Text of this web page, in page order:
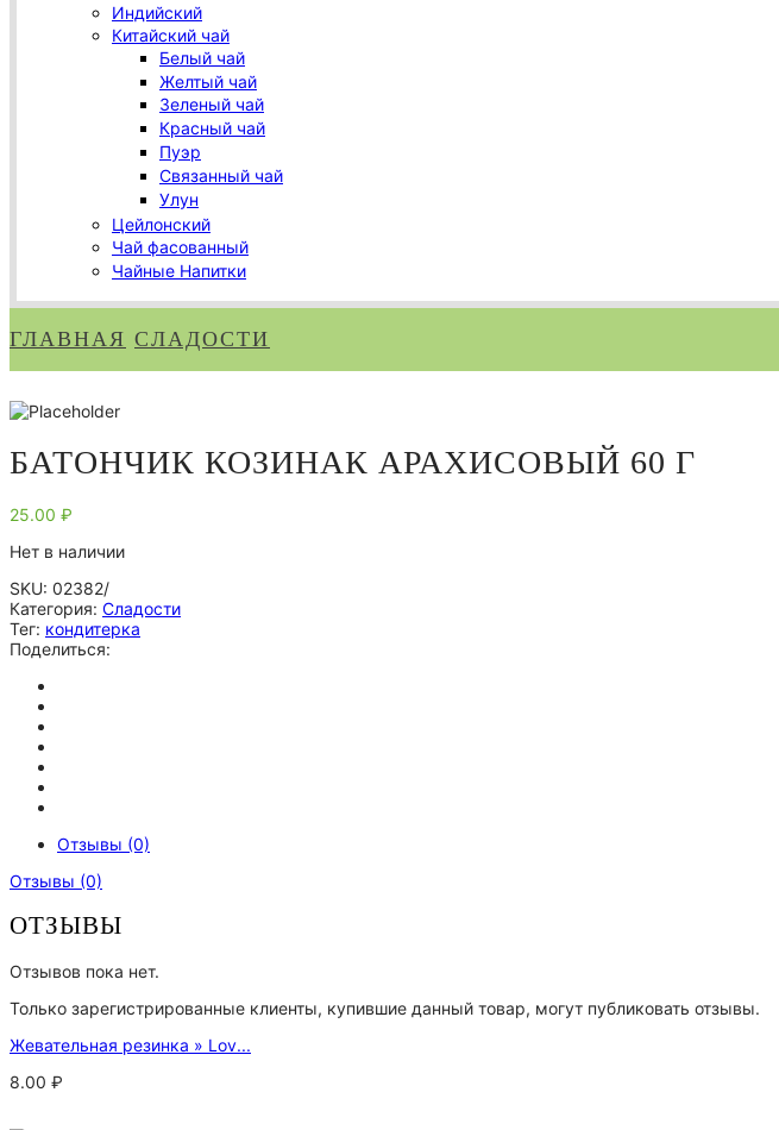
Индийский
Китайский чай
Белый чай
Желтый чай
Зеленый чай
Красный чай
Пуэр
Связанный чай
Улун
Цейлонский
Чай фасованный
Чайные Напитки
ГЛАВНАЯ СЛАДОСТИ
БАТОНЧИК КОЗИНАК АРАХИСОВЫЙ 60 Г
25.00 ₽
Нет в наличии
SKU: 02382/
Категория: Сладости
Тег: кондитерка
Поделиться:
Отзывы (0)
Отзывы (0)
ОТЗЫВЫ
Отзывов пока нет.
Только зарегистрированные клиенты, купившие данный товар, могут публиковать отзывы.
Жевательная резинка » Lov...
8.00 ₽